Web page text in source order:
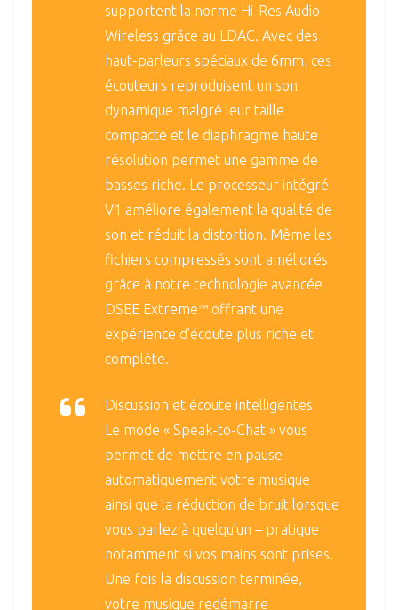
supportent la norme Hi-Res Audio
Wireless grâce au LDAC. Avec des
haut-parleurs spéciaux de 6mm, ces
écouteurs reproduisent un son
dynamique malgré leur taille
compacte et le diaphragme haute
résolution permet une gamme de
basses riche. Le processeur intégré
V1 améliore également la qualité de
son et réduit la distortion. Même les
fichiers compressés sont améliorés
grâce à notre technologie avancée
DSEE Extreme™ offrant une
expérience d’écoute plus riche et
complète.
Discussion et écoute intelligentes
Le mode « Speak-to-Chat » vous
permet de mettre en pause
automatiquement votre musique
ainsi que la réduction de bruit lorsque
vous parlez à quelqu’un – pratique
notamment si vos mains sont prises.
Une fois la discussion terminée,
votre musique redémarre